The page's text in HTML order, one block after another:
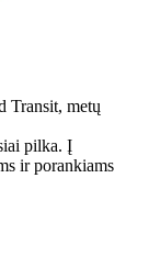
Transit, metų
pilka. Į
ir porankiams